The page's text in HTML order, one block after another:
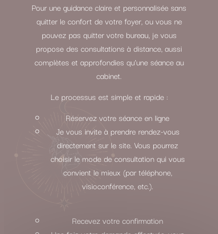
Pour une guidance claire et personnalisée sans
quitter le confort de votre foyer, ou vous ne
pouvez pas quitter votre bureau, je vous
propose des consultations à distance, aussi
complètes et approfondies qu’une séance au
cabinet.
Le processus est simple et rapide :
Réservez votre séance en ligne
Je vous invite à prendre rendez-vous
directement sur le site. Vous pourrez
choisir le mode de consultation qui vous
convient le mieux (par téléphone,
visioconférence, etc.).
Recevez votre confirmation